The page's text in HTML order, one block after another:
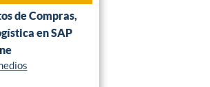
de Compras,
en SAP